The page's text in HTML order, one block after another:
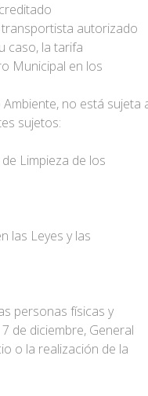
autorizado
caso, la tarifa
Municipal en los
no está sujeta
sujetos:
Limpieza de los
las Leyes y las
personas físicas y
de diciembre, General
o la realización de la